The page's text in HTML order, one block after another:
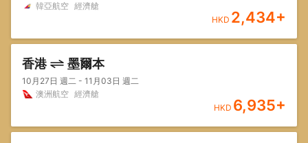
韓亞航空 經濟艙
HKD 2,434+
香港 墨爾本
10月27日 週二 - 11月03日 週二
澳洲航空 經濟艙
HKD 6,935+